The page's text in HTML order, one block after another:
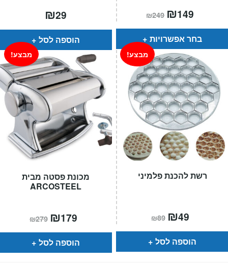
₪29
הוספה לסל
₪249 המחיר
המקורי
היה:
₪249.
₪149
הוא:
בחר אפשרויות
מכונת פסטה מבית
ARCOSTEEL
מבצע!
₪279 המחיר
המקורי
היה:
₪279.
₪179
הוא:
הוספה לסל
רשת להכנת פלמיני
מבצע!
₪89 המחיר
המקורי
היה:
₪89.
₪49
הוא:
הוספה לסל